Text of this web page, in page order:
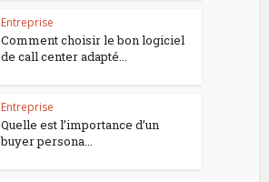
Entreprise
Comment choisir le bon logiciel
de call center adapté...
Entreprise
Quelle est l’importance d’un
buyer persona...